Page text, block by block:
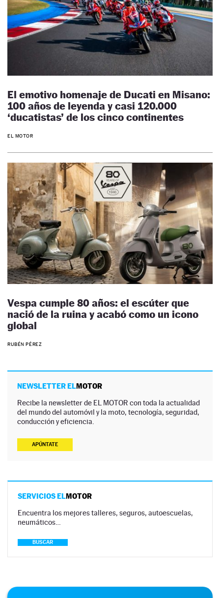
El emotivo homenaje de Ducati en Misano:
100 años de leyenda y casi 120.000
‘ducatistas’ de los cinco continentes
EL MOTOR
Vespa cumple 80 años: el escúter que
nació de la ruina y acabó como un icono
global
RUBÉN PÉREZ
NEWSLETTER ELMOTOR
Recibe la newsletter de EL MOTOR con toda la actualidad
del mundo del automóvil y la moto, tecnología, seguridad,
conducción y eficiencia.
APÚNTATE
SERVICIOS ELMOTOR
Encuentra los mejores talleres, seguros, autoescuelas,
neumáticos…
BUSCAR